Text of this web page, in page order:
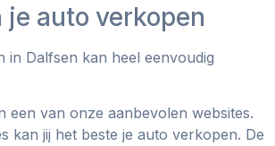
je auto verkopen
in Dalfsen kan heel eenvoudig
een van onze aanbevolen websites.
kan jij het beste je auto verkopen. De